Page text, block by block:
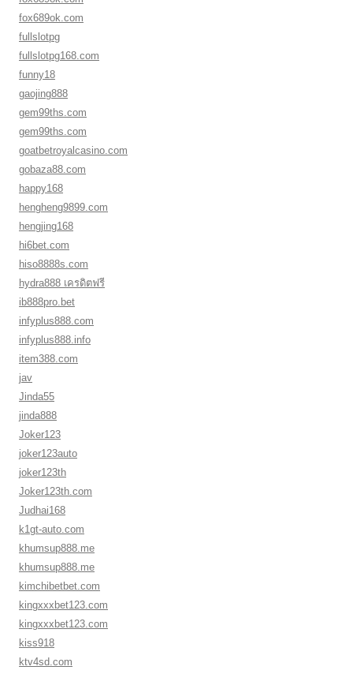
fox689ok.com
fullslotpg
fullslotpg168.com
funny18
gaojing888
gem99ths.com
gem99ths.com
goatbetroyalcasino.com
gobaza88.com
happy168
hengheng9899.com
hengjing168
hi6bet.com
hiso8888s.com
hydra888 เครดิตฟรี
ib888pro.bet
infyplus888.com
infyplus888.info
item388.com
jav
Jinda55
jinda888
Joker123
joker123auto
joker123th
Joker123th.com
Judhai168
k1gt-auto.com
khumsup888.me
khumsup888.me
kimchibetbet.com
kingxxxbet123.com
kingxxxbet123.com
kiss918
ktv4sd.com